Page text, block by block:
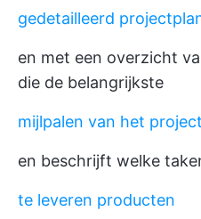
gedetailleerd
en met een overzicht
die de belangrijkste
mijlpalen van het project
en beschrijft welke
te leveren producten